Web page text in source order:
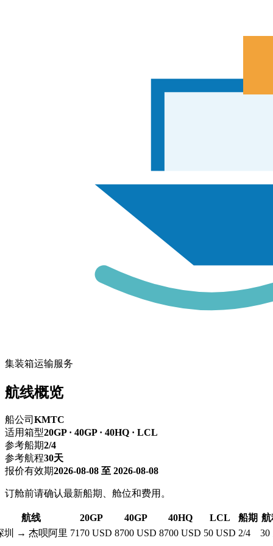
集装箱运输服务
航线概览
船公司 KMTC
适用箱型20GP · 40GP · 40HQ · LCL
参考船期2/4
参考航程30天
报价有效期2026-08-08 至 2026-08-08
订舱前请确认最新船期、舱位和费用。
航线 20GP 40GP 40HQ LCL 船期 航
圳 → 杰呗阿里 7170 USD 8700 USD 8700 USD 50 USD 2/4 30